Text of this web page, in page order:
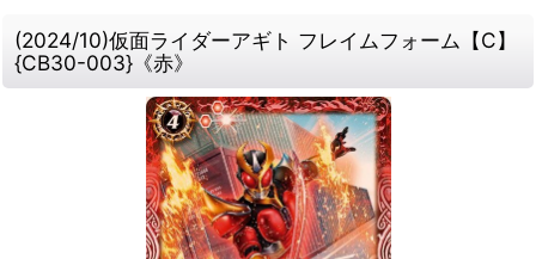
(2024/10)仮面ライダーアギト フレイムフォーム【C】
{CB30-003}《赤》